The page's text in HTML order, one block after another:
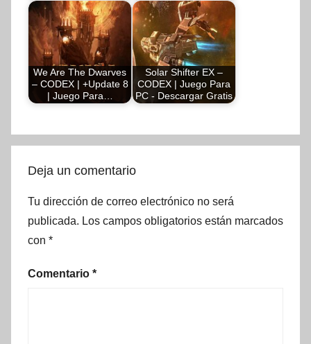
We Are The Dwarves
– CODEX | +Update 8
| Juego Para…
Solar Shifter EX –
CODEX | Juego Para
PC - Descargar Gratis
Deja un comentario
Tu dirección de correo electrónico no será
publicada. Los campos obligatorios están marcados
con *
Comentario *